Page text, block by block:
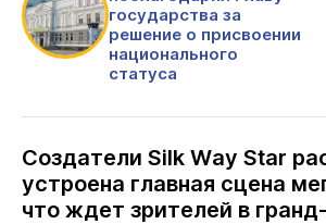
государства за
решение о присвоении
национального
статуса
Создатели Silk Way Star
устроена главная сцена
что ждет зрителей в